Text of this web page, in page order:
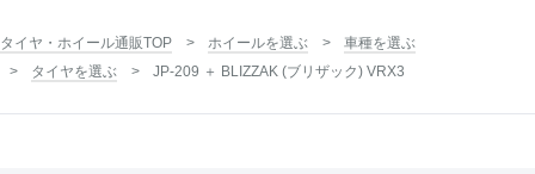
タイヤ・ホイール通販TOP ホイールを選ぶ
車種を選ぶ
タイヤを選ぶ
JP-209 ＋ BLIZZAK (ブリザック) VRX3